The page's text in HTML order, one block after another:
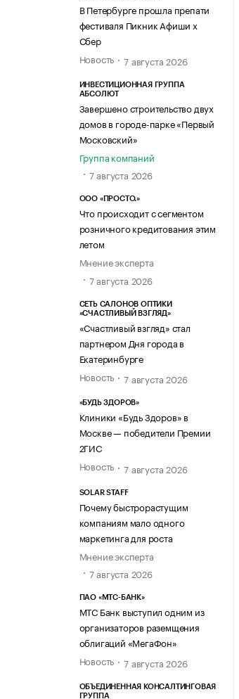
В Петербурге прошла препати
фестиваля Пикник Афиши х
Сбер
Новость
7 августа 2026
ИНВЕСТИЦИОННАЯ ГРУППА
АБСОЛЮТ
Завершено строительство двух
домов в городе-парке «Первый
Московский»
Группа компаний
7 августа 2026
ООО «ПРОСТО.»
Что происходит с сегментом
розничного кредитования этим
летом
Мнение эксперта
7 августа 2026
СЕТЬ САЛОНОВ ОПТИКИ
«СЧАСТЛИВЫЙ ВЗГЛЯД»
«Счастливый взгляд» стал
партнером Дня города в
Екатеринбурге
Новость
7 августа 2026
«БУДЬ ЗДОРОВ»
Клиники «Будь Здоров» в
Москве — победители Премии
2ГИС
Новость
7 августа 2026
SOLAR STAFF
Почему быстрорастущим
компаниям мало одного
маркетинга для роста
Мнение эксперта
7 августа 2026
ПАО «МТС-БАНК»
МТС Банк выступил одним из
организаторов раземщения
облигаций «МегаФон»
Новость
7 августа 2026
ОБЪЕДИНЕННАЯ КОНСАЛТИНГОВАЯ
ГРУППА